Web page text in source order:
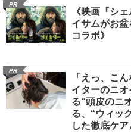
PR
《映画『シ
イサムがお盆
コラボ》
PR
「えっ、こ
イターのニ
る“頭皮のニ
る、“ウィッ
した徹底ケア